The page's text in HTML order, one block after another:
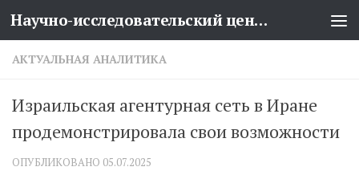
Перейти к содержимому Научно-исследовательский центр проблем национальной безопасности
АКТУАЛЬНАЯ АНАЛИТИКА
Израильская агентурная сеть в Иране
продемонстрировала свои возможности
ОПУБЛИКОВАНО 05.07.2025